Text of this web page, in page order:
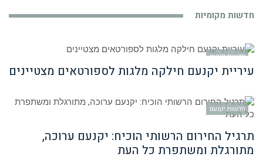
חדשות מקומיות
חדשות יקנעם
עיריית יקנעם חילקה מלגות לספורטאים מצטיינים
חדשות יקנעם
תרגיל החירום הרשותי הוכיח: יקנעם ערוכה,
מתורגלת ומשתפרת כל העת